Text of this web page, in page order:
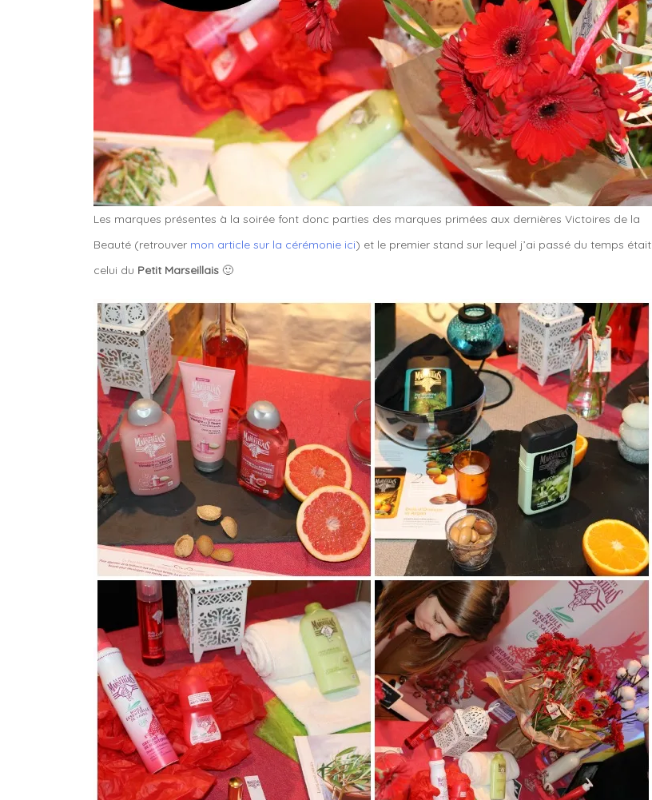
Les marques présentes à la soirée font donc parties des marques primées aux dernières Victoires de la
Beauté (retrouver mon article sur la cérémonie ici) et le premier stand sur lequel j’ai passé du temps était
celui du Petit Marseillais 🙂